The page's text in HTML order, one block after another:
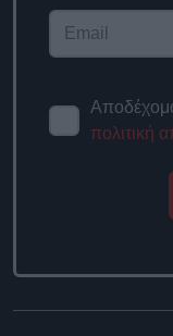
πολιτική